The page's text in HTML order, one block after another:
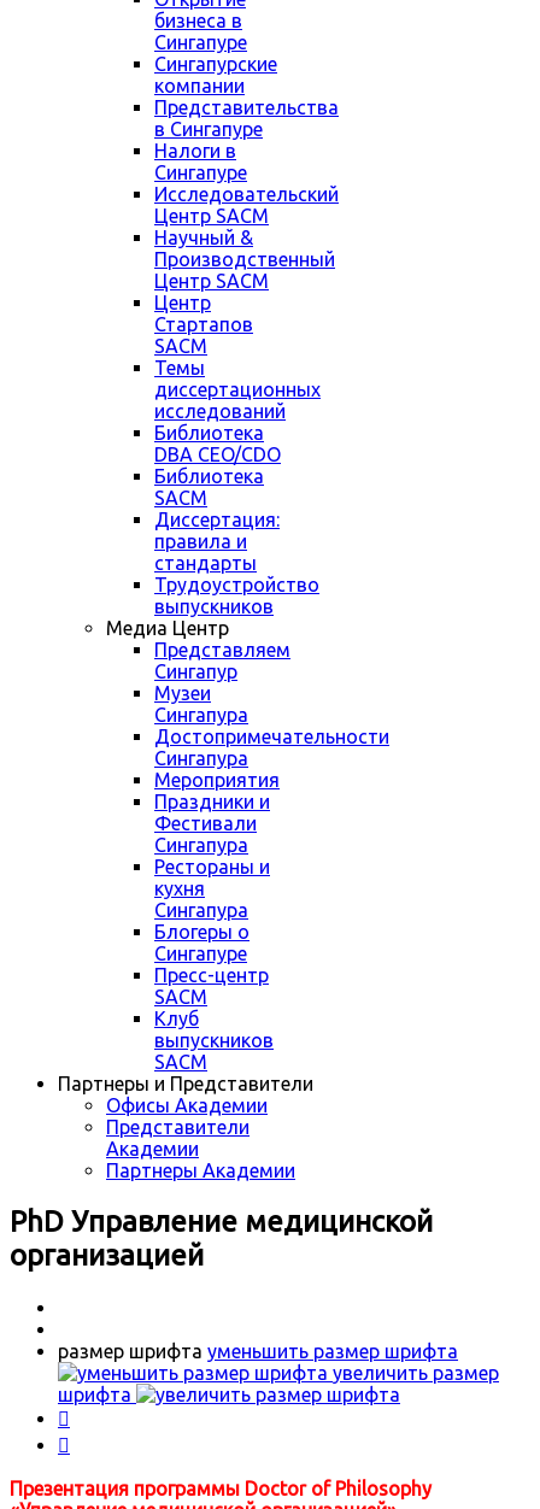
бизнеса в
Сингапуре
Сингапурские
компании
Представительства
в Сингапуре
Налоги в
Сингапуре
Исследовательский
Центр SACM
Научный &
Производственный
Центр SACM
Центр
Стартапов
SACM
Темы
диссертационных
исследований
Библиотека
DBA CEO/CDO
Библиотека
SACM
Диссертация:
правила и
стандарты
Трудоустройство
выпускников
Медиа Центр
Представляем
Сингапур
Музеи
Сингапура
Достопримечательности
Сингапура
Мероприятия
Праздники и
Фестивали
Сингапура
Рестораны и
кухня
Сингапура
Блогеры о
Сингапуре
Пресс-центр
SACM
Клуб
выпускников
SACM
Партнеры и Представители
Офисы Академии
Представители
Академии
Партнеры Академии
PhD Управление медицинской
организацией
размер шрифта уменьшить размер шрифта
увеличить размер
шрифта


Презентация программы Doctor of Philosophy